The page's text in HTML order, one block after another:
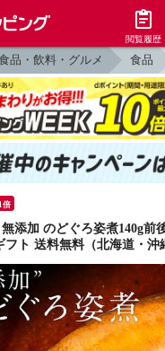
閲覧履歴
品・飲料・グルメ 食品
倍
添加 のどぐろ姿煮140g前
フト 送料無料（北海道・沖